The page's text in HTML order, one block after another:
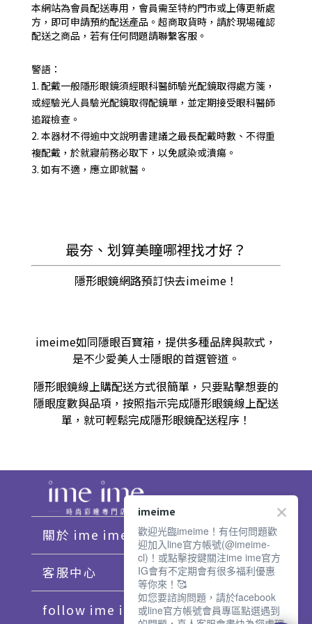
本網站為會員配送專用，會員需至特約門市或上傳更新處
方，即可申請預約配送產品。超商取貨時，請於現場確認
配送之商品，若有任何問題請聯繫客服。
警語：
1. 配戴一般隱形眼鏡須經眼科醫師驗光配鏡取得處方箋，
或經驗光人員驗光配鏡取得配鏡單，並定期接受眼科醫師
追蹤檢查。
2. 本器材不得逾中文說明書建議之最長配戴時數、不得重
複配戴，於就寢前務必取下，以免感染或潰瘍。
3. 如有不適，應立即就醫。
最夯、划算美瞳哪裡找才好？
隱形眼鏡網路預訂快去imeime！
imeime如同隱眼百寶箱，提供多種品牌與款式，
是不少愛美人士隱眼的首選管道。
隱形眼鏡線上購配送方式很簡單，只要點擊想要的
隱眼度數與品項，按照指示完成隱形眼鏡線上配送
單，就可輕鬆完成隱形眼鏡配送程序！
關於 ime ime
客服中心
follow ime ime♡
imeime
歡迎光臨imeime！有任何問題歡
迎加入line官方帳號(@imeime-
cl)！或點擊按鍵關注ime ime官方
IG會有不定期會有很多福利優惠
等你來！🥰
如您要諮詢問題，請於facebook
或line官方帳號會員專區點選遇到